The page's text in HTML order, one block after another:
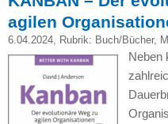
agilen
6.04.2024, Rubrik: Buch/Bücher,
Neben